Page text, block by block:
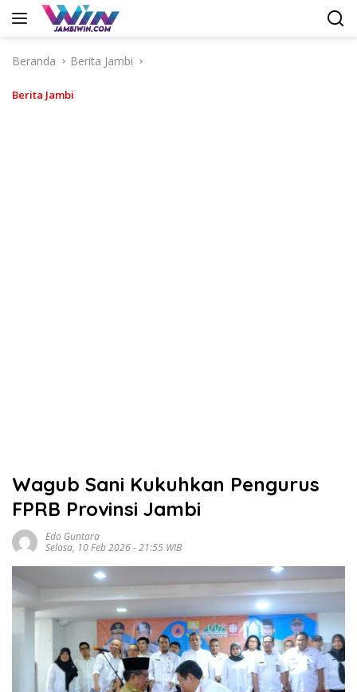
Langsung
Beranda
Berita Jambi
Berita Jambi
Wagub Sani Kukuhkan Pengurus
FPRB Provinsi Jambi
Edo Guntara
Selasa, 10 Feb 2026 - 21:55 WIB